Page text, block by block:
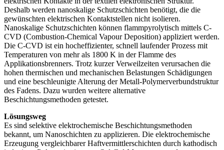
Deshalb werden nanoskalige Schutzschichten benötigt, die die
gewünschten elektrischen Kontaktstellen nicht isolieren.
Nanoskalige Schutzschichten können flammpyrolytisch mittels C-
CVD (Combustion-Chemical Vapour Deposition) appliziert werden.
Die C-CVD ist ein hocheffizienter, schnell laufender Prozess mit
Temperaturen von mehr als 1800 K in der Flamme des
Applikationsbrenners. Trotz kurzer Verweilzeiten verursachen die
hohen thermischen und mechanischen Belastungen Schädigungen
und eine beschleunigte Alterung der Metall-Polymerverbundstruktur
des Fadens. Dazu wurden weitere alternative
Beschichtungsmethoden getestet.
Lösungsweg
Es sind selektive elektrochemische Beschichtungsmethoden
bekannt, um Nanoschichten zu applizieren. Die elektrochemische
Erzeugung vergleichbarer Haftvermittlerschichten durch kathodisch